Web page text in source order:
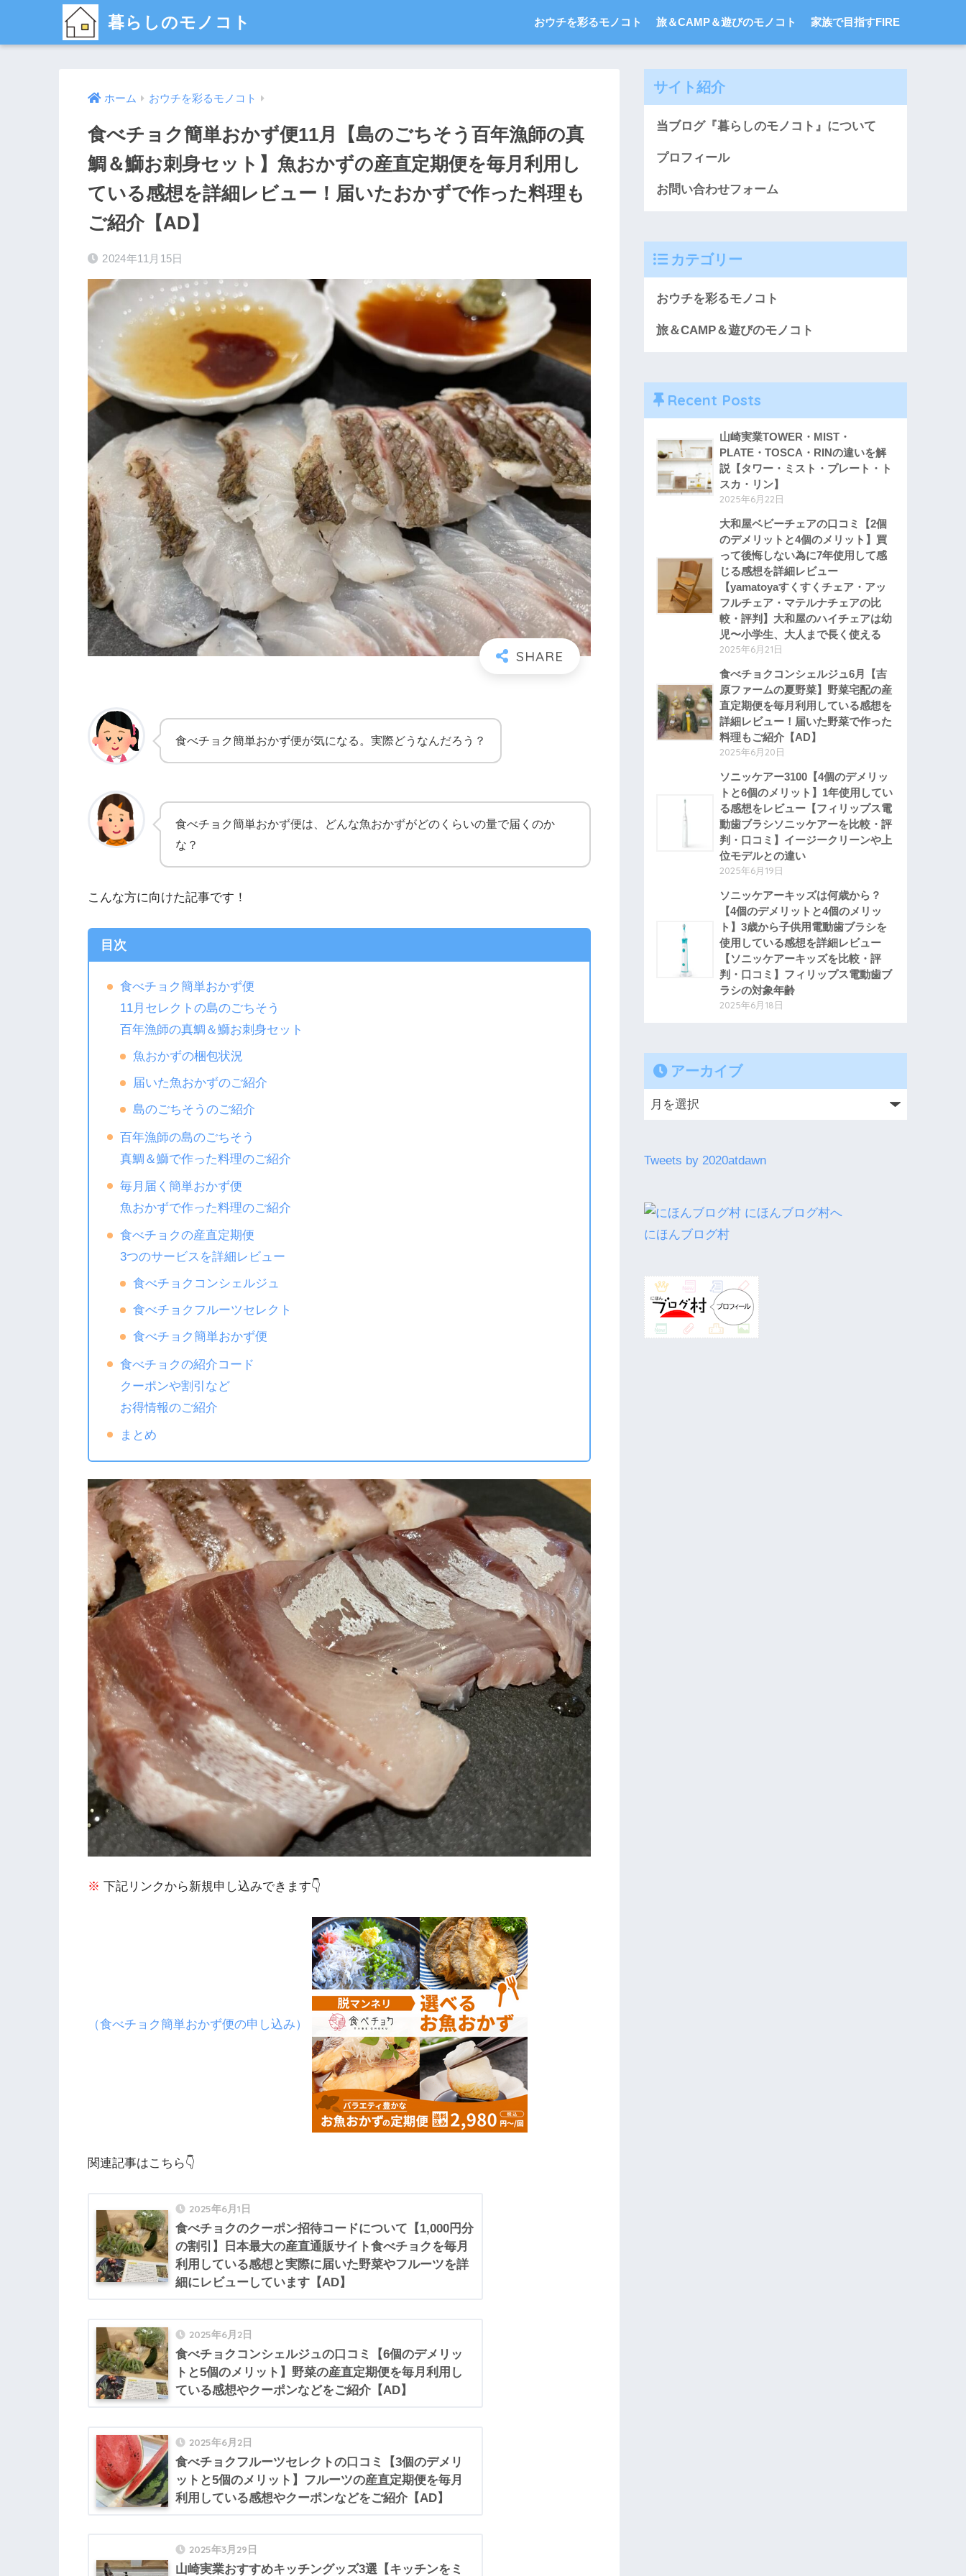
暮らしのモノコト おウチを彩るモノコト 旅＆CAMP＆遊びのモノコト 家族で目指すFIRE
ホーム おウチを彩るモノコト
食べチョク簡単おかず便11月【島のごちそう百年漁師の真
鯛＆鰤お刺身セット】魚おかずの産直定期便を毎月利用し
ている感想を詳細レビュー！届いたおかずで作った料理も
ご紹介【AD】
2024年11月15日
食べチョク簡単おかず便が気になる。実際どうなんだろう？
食べチョク簡単おかず便は、どんな魚おかずがどのくらいの量で届くのか
な？
こんな方に向けた記事です！
目次
食べチョク簡単おかず便
11月セレクトの島のごちそう
百年漁師の真鯛＆鰤お刺身セット
魚おかずの梱包状況
届いた魚おかずのご紹介
島のごちそうのご紹介
百年漁師の島のごちそう
真鯛＆鰤で作った料理のご紹介
毎月届く簡単おかず便
魚おかずで作った料理のご紹介
食べチョクの産直定期便
3つのサービスを詳細レビュー
食べチョクコンシェルジュ
食べチョクフルーツセレクト
食べチョク簡単おかず便
食べチョクの紹介コード
クーポンや割引など
お得情報のご紹介
まとめ
※ 下記リンクから新規申し込みできます👇
（食べチョク簡単おかず便の申し込み）
関連記事はこちら👇
2025年6月1日
食べチョクのクーポン招待コードについて【1,000円分
の割引】日本最大の産直通販サイト食べチョクを毎月
利用している感想と実際に届いた野菜やフルーツを詳
細にレビューしています【AD】
2025年6月2日
食べチョクコンシェルジュの口コミ【6個のデメリッ
トと5個のメリット】野菜の産直定期便を毎月利用し
ている感想やクーポンなどをご紹介【AD】
2025年6月2日
食べチョクフルーツセレクトの口コミ【3個のデメリ
ットと5個のメリット】フルーツの産直定期便を毎月
利用している感想やクーポンなどをご紹介【AD】
2025年3月29日
山崎実業おすすめキッチングッズ3選【キッチンをミ
サイト紹介
当ブログ『暮らしのモノコト』について
プロフィール
お問い合わせフォーム
カテゴリー
おウチを彩るモノコト
旅＆CAMP＆遊びのモノコト
Recent Posts
山崎実業TOWER・MIST・
PLATE・TOSCA・RINの違いを解
説【タワー・ミスト・プレート・ト
スカ・リン】
2025年6月22日
大和屋ベビーチェアの口コミ【2個
のデメリットと4個のメリット】買
って後悔しない為に7年使用して感
じる感想を詳細レビュー
【yamatoyaすくすくチェア・アッ
フルチェア・マテルナチェアの比
較・評判】大和屋のハイチェアは幼
児〜小学生、大人まで長く使える
2025年6月21日
食べチョクコンシェルジュ6月【吉
原ファームの夏野菜】野菜宅配の産
直定期便を毎月利用している感想を
詳細レビュー！届いた野菜で作った
料理もご紹介【AD】
2025年6月20日
ソニッケアー3100【4個のデメリッ
トと6個のメリット】1年使用してい
る感想をレビュー【フィリップス電
動歯ブラシソニッケアーを比較・評
判・口コミ】イージークリーンや上
位モデルとの違い
2025年6月19日
ソニッケアーキッズは何歳から？
【4個のデメリットと4個のメリッ
ト】3歳から子供用電動歯ブラシを
使用している感想を詳細レビュー
【ソニッケアーキッズを比較・評
判・口コミ】フィリップス電動歯ブ
ラシの対象年齢
2025年6月18日
アーカイブ
Tweets by 2020atdawn
にほんブログ村